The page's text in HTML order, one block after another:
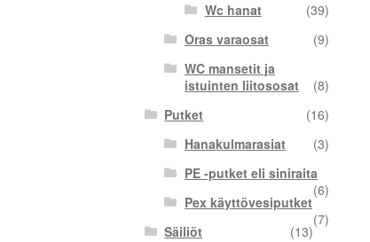
Wc hanat
(39)
Oras varaosat
(9)
WC mansetit ja
istuinten liitososat
(8)
Putket
(16)
Hanakulmarasiat
(3)
PE -putket eli siniraita
(6)
Pex käyttövesiputket
(7)
Säiliöt
(13)